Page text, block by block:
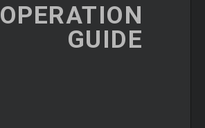
OPERATION
GUIDE